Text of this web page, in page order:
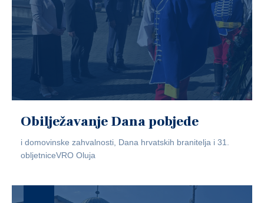
Obilježavanje Dana pobjede
i domovinske zahvalnosti, Dana hrvatskih branitelja i 31.
obljetniceVRO Oluja